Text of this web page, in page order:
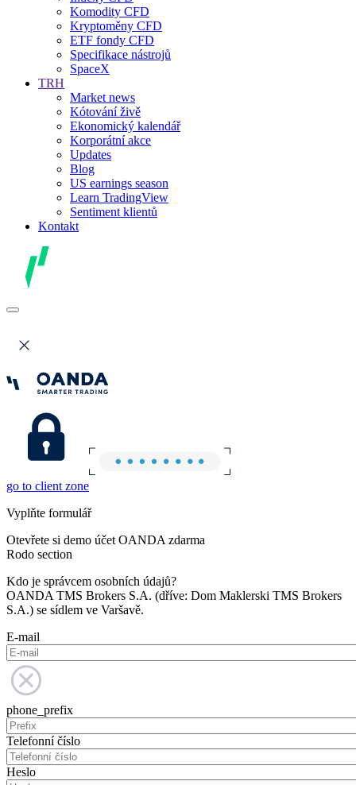
Komodity CFD
Kryptoměny CFD
ETF fondy CFD
Specifikace nástrojů
SpaceX
TRH
Market news
Kótování živě
Ekonomický kalendář
Korporátní akce
Updates
Blog
US earnings season
Learn TradingView
Sentiment klientů
Kontakt
go to client zone
Vyplňte formulář
Otevřete si demo účet OANDA zdarma
Rodo section
Kdo je správcem osobních údajů?
OANDA TMS Brokers S.A. (dříve: Dom Maklerski TMS Brokers
S.A.) se sídlem ve Varšavě.
E-mail
phone_prefix
Telefonní číslo
Heslo